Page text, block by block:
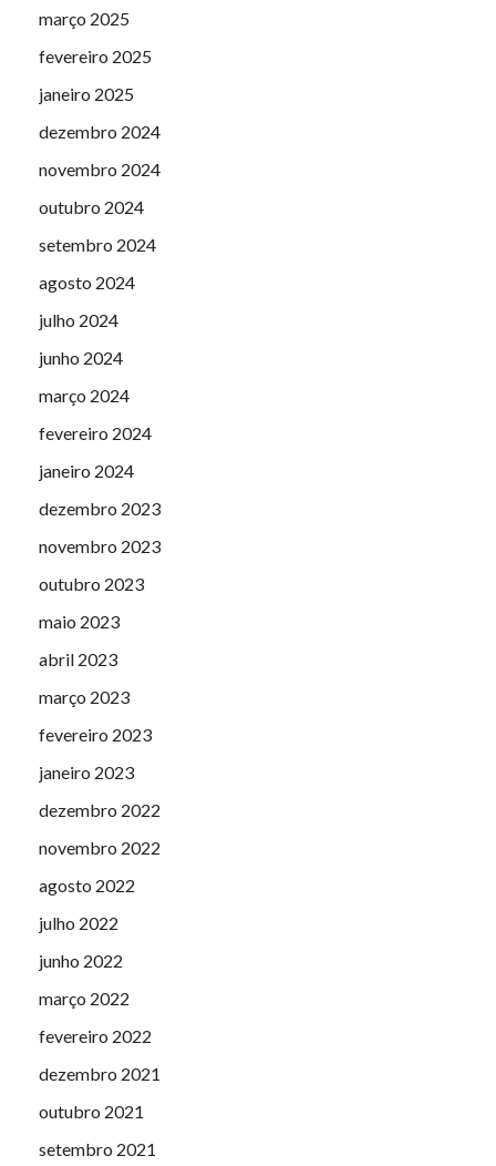
março 2025
fevereiro 2025
janeiro 2025
dezembro 2024
novembro 2024
outubro 2024
setembro 2024
agosto 2024
julho 2024
junho 2024
março 2024
fevereiro 2024
janeiro 2024
dezembro 2023
novembro 2023
outubro 2023
maio 2023
abril 2023
março 2023
fevereiro 2023
janeiro 2023
dezembro 2022
novembro 2022
agosto 2022
julho 2022
junho 2022
março 2022
fevereiro 2022
dezembro 2021
outubro 2021
setembro 2021